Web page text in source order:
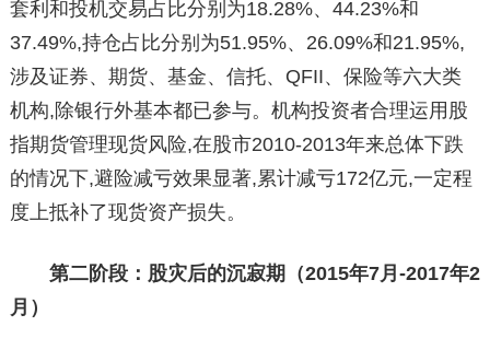
套利和投机交易占比分别为18.28%、44.23%和
37.49%,持仓占比分别为51.95%、26.09%和21.95%,
涉及证券、期货、基金、信托、QFII、保险等六大类
机构,除银行外基本都已参与。机构投资者合理运用股
指期货管理现货风险,在股市2010-2013年来总体下跌
的情况下,避险减亏效果显著,累计减亏172亿元,一定程
度上抵补了现货资产损失。
第二阶段：股灾后的沉寂期（2015年7月-2017年2
月）